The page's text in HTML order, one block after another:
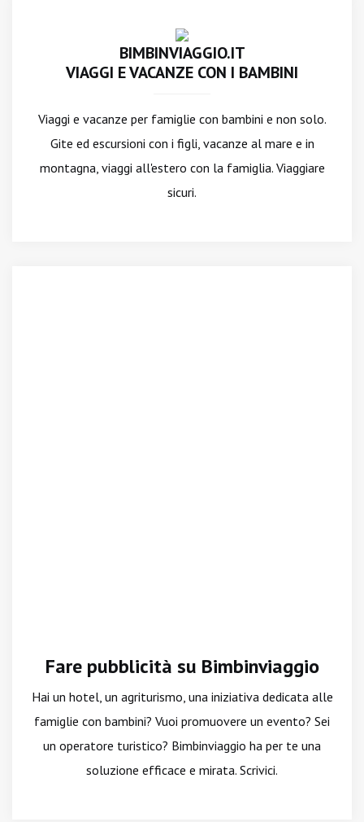
BIMBINVIAGGIO.IT
VIAGGI E VACANZE CON I BAMBINI
Viaggi e vacanze per famiglie con bambini e non solo.
Gite ed escursioni con i figli, vacanze al mare e in
montagna, viaggi all'estero con la famiglia. Viaggiare
sicuri.
Fare pubblicità su Bimbinviaggio
Hai un hotel, un agriturismo, una iniziativa dedicata alle
famiglie con bambini? Vuoi promuovere un evento? Sei
un operatore turistico? Bimbinviaggio ha per te una
soluzione efficace e mirata. Scrivici.